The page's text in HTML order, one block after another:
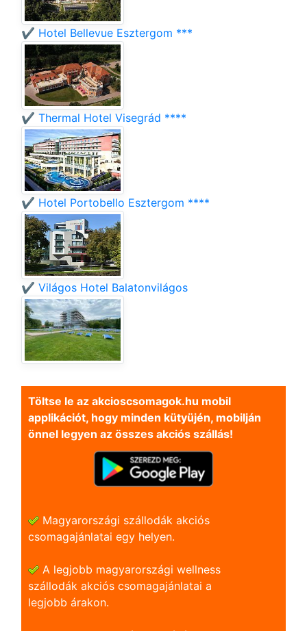
✔️ Hotel Bellevue Esztergom ***
✔️ Thermal Hotel Visegrád ****
✔️ Hotel Portobello Esztergom ****
✔️ Világos Hotel Balatonvilágos
Töltse le az akcioscsomagok.hu mobil
applikációt, hogy minden kütyüjén, mobilján
önnel legyen az összes akciós szállás!
Magyarországi szállodák akciós
csomagajánlatai egy helyen.
A legjobb magyarországi wellness
szállodák akciós csomagajánlatai a
legjobb árakon.